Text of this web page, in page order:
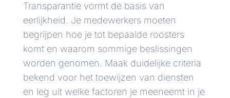
Transparantie vormt de basis van
eerlijkheid. Je medewerkers moeten
begrijpen hoe je tot bepaalde roosters
komt en waarom sommige beslissingen
worden genomen. Maak duidelijke criteria
bekend voor het toewijzen van diensten
en leg uit welke factoren je meeneemt in je